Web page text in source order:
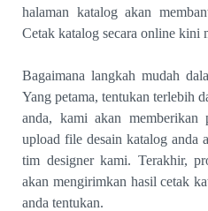
halaman katalog akan
Cetak katalog secara online kini
Bagaimana langkah mudah
Yang petama, tentukan terlebih
anda, kami akan memberikan
upload file desain katalog anda
tim designer kami. Terakhir,
akan mengirimkan hasil cetak
anda tentukan.